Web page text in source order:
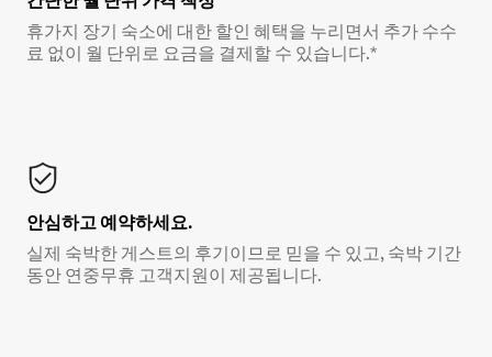
휴가지 장기 숙소에 대한 할인 혜택을 누리면서 추가 수수
료 없이 월 단위로 요금을 결제할 수 있습니다.*
안심하고 예약하세요.
실제 숙박한 게스트의 후기이므로 믿을 수 있고, 숙박 기간
동안 연중무휴 고객지원이 제공됩니다.